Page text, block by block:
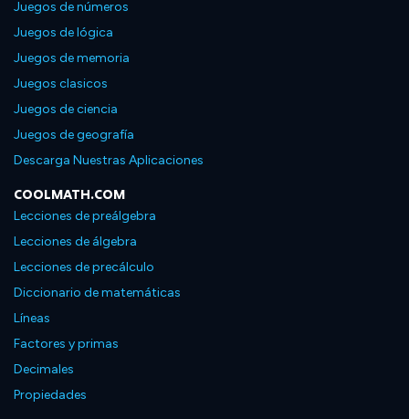
Juegos de números
Juegos de lógica
Juegos de memoria
Juegos clasicos
Juegos de ciencia
Juegos de geografía
Descarga Nuestras Aplicaciones
COOLMATH.COM
Lecciones de preálgebra
Lecciones de álgebra
Lecciones de precálculo
Diccionario de matemáticas
Líneas
Factores y primas
Decimales
Propiedades